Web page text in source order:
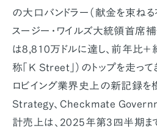
の大口バンドラー（献金を束ね
スージー・ワイルズ大統領首席
は8,810万ドルに達し、前年比＋
称「K Street」）のトップを走
ロビイング業界史上の新記録
Strategy、Checkmate
計売上は、2025年第3四半期ま